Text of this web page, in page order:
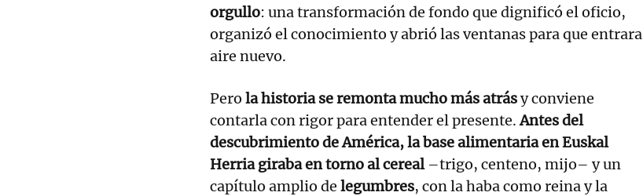
orgullo: una transformación de fondo que dignificó el oficio,
organizó el conocimiento y abrió las ventanas para que entrara
aire nuevo.
Pero la historia se remonta mucho más atrásy conviene
contarla con rigor para entender el presente.Antes del
descubrimiento de América, la base alimentaria en Euskal
Herria giraba en torno al cereal–trigo, centeno, mijo– y un
capítulo amplio de legumbres, con la haba como reina y la